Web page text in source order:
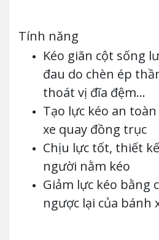
Tính năng
Kéo giãn cột sống
đau do chèn ép
thoát vị đĩa đệm…
Tạo lực kéo an
xe quay đồng trục
Chịu lực tốt, thiết
người nằm kéo
Giảm lực kéo bằng
ngược lại của bánh